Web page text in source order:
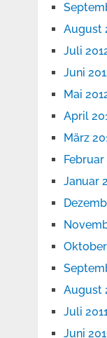
August
Juli
Juni
Mai
April
März
Februar
Januar
Oktober
August
Juli
Juni